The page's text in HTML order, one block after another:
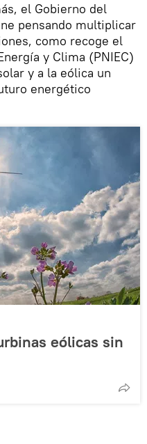
el Gobierno del
pensando multiplicar
como recoge el
y Clima (PNIEC)
y a la eólica un
energético
eólicas sin